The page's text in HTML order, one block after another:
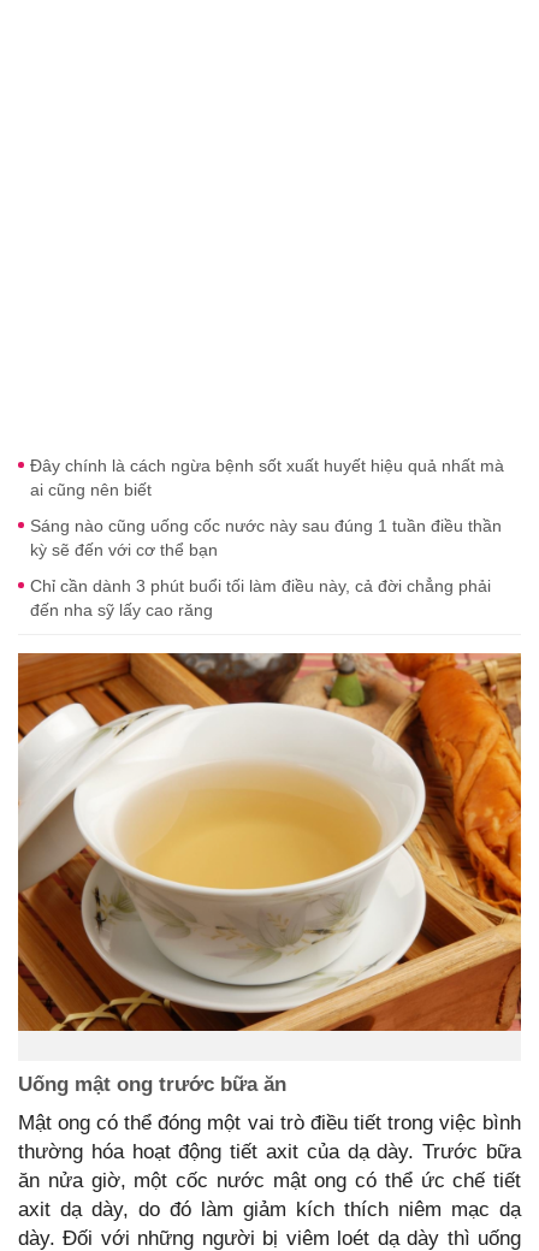
Đây chính là cách ngừa bệnh sốt xuất huyết hiệu quả nhất mà
ai cũng nên biết
Sáng nào cũng uống cốc nước này sau đúng 1 tuần điều thần
kỳ sẽ đến với cơ thể bạn
Chỉ cần dành 3 phút buổi tối làm điều này, cả đời chẳng phải
đến nha sỹ lấy cao răng
Uống mật ong trước bữa ăn
Mật ong có thể đóng một vai trò điều tiết trong việc bình
thường hóa hoạt động tiết axit của dạ dày. Trước bữa
ăn nửa giờ, một cốc nước mật ong có thể ức chế tiết
axit dạ dày, do đó làm giảm kích thích niêm mạc dạ
dày. Đối với những người bị viêm loét dạ dày thì uống